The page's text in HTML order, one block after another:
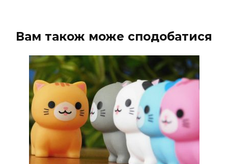
Вам також може сподобатися